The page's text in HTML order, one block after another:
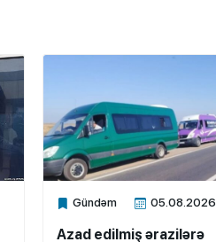
Gündəm 05.08.2026
Xalq.Online
Azad edilmiş ərazilərə